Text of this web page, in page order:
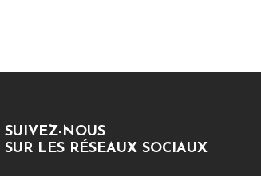
SUIVEZ-NOUS
SUR LES RÉSEAUX SOCIAUX